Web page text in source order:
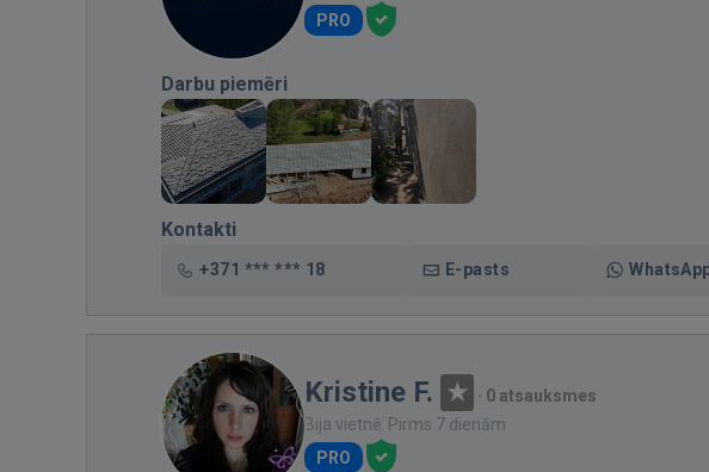
PRO
Darbu piemēri
Kontakti
+371 *** *** 18 E-pasts
Kristine F. · 0 atsauksmes
Bija vietnē: Pirms 7 dienām
PRO